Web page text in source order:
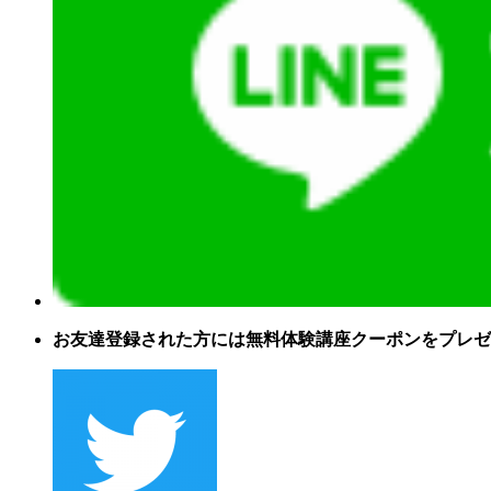
お友達登録された方には無料体験講座クーポンをプレ